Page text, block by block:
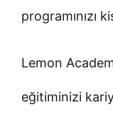
programınızı
Lemon
eğitiminizi